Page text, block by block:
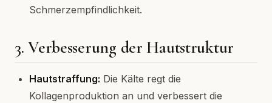
Schmerzempfindlichkeit.
3. Verbesserung der Hautstruktur
Hautstraffung: Die Kälte regt die
Kollagenproduktion an und verbessert die